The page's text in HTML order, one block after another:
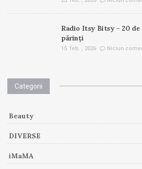
Radio Itsy Bitsy – 20
părinți
15. feb. , 2026 Niciun
Categorii
Beauty
DIVERSE
iMaMA